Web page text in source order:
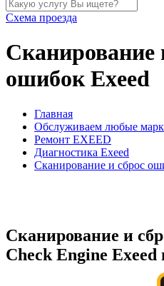
Схема проезда
Сканирование
ошибок Exeed
Главная
Обслуживаем любые
Ремонт EXEED
Диагностика Exeed
Сканирование и сброс
Сканирование и
Check Engine Exeed